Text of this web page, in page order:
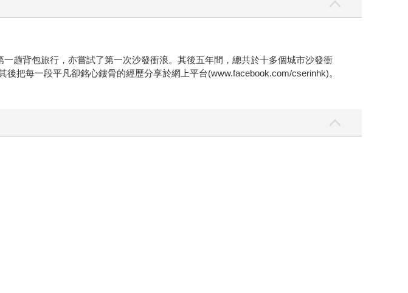
趟背包旅行，亦嘗試了第一次沙發衝浪。其後五年間，總共於十多個城市沙發衝
把每一段平凡卻銘心鏤骨的經歷分享於網上平台(www.facebook.com/cserinhk)。